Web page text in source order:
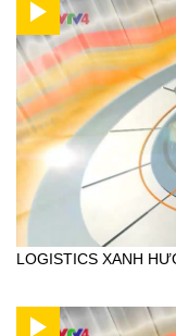
LOGISTICS XANH